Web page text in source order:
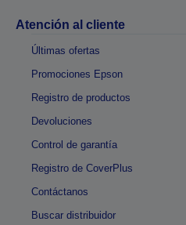
Atención al cliente
Últimas ofertas
Promociones Epson
Registro de productos
Devoluciones
Control de garantía
Registro de CoverPlus
Contáctanos
Buscar distribuidor